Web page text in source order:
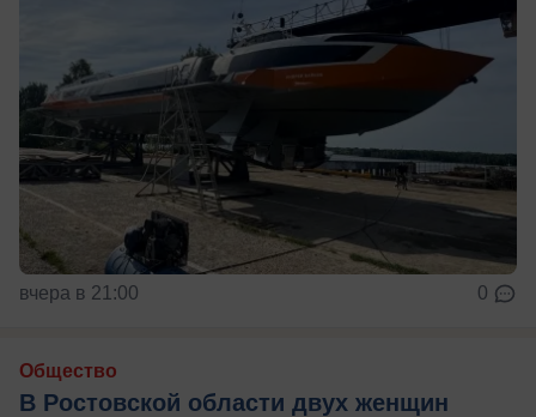
вчера в 21:00 0
Общество
В Ростовской области двух женщин